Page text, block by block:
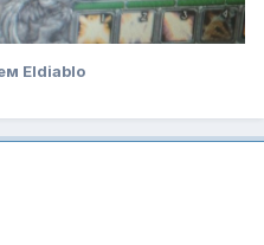
Eldiablo